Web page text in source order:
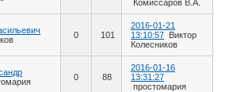
Комиссаров В.А.
0 101
2016-01-21
13:10:57 Виктор
Колесников
0 88
2016-01-16
13:31:27
простомария